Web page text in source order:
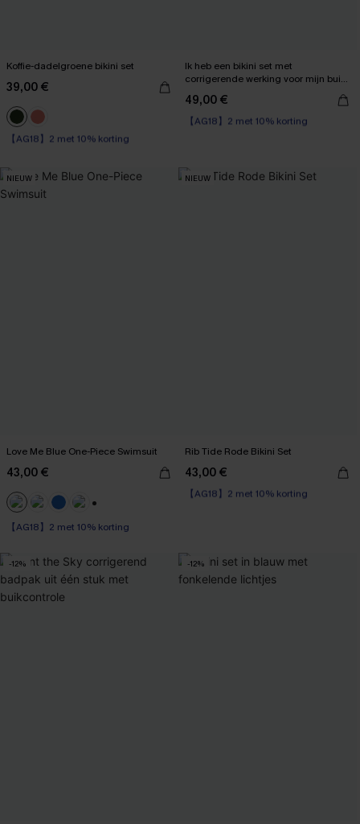
Koffie-dadelgroene bikini set
39,00 €
【AG18】2 met 10% korting
Op voorraad
Ik heb een bikini set met
corrigerende werking voor mijn buik
49,00 €
【AG18】2 met 10% korting
High Waist
NIEUW
Love Me Blue One-Piece Swimsuit
43,00 €
【AG18】2 met 10% korting
NIEUW
Rib Tide Rode Bikini Set
43,00 €
【AG18】2 met 10% korting
Naadloos
-12% -12%